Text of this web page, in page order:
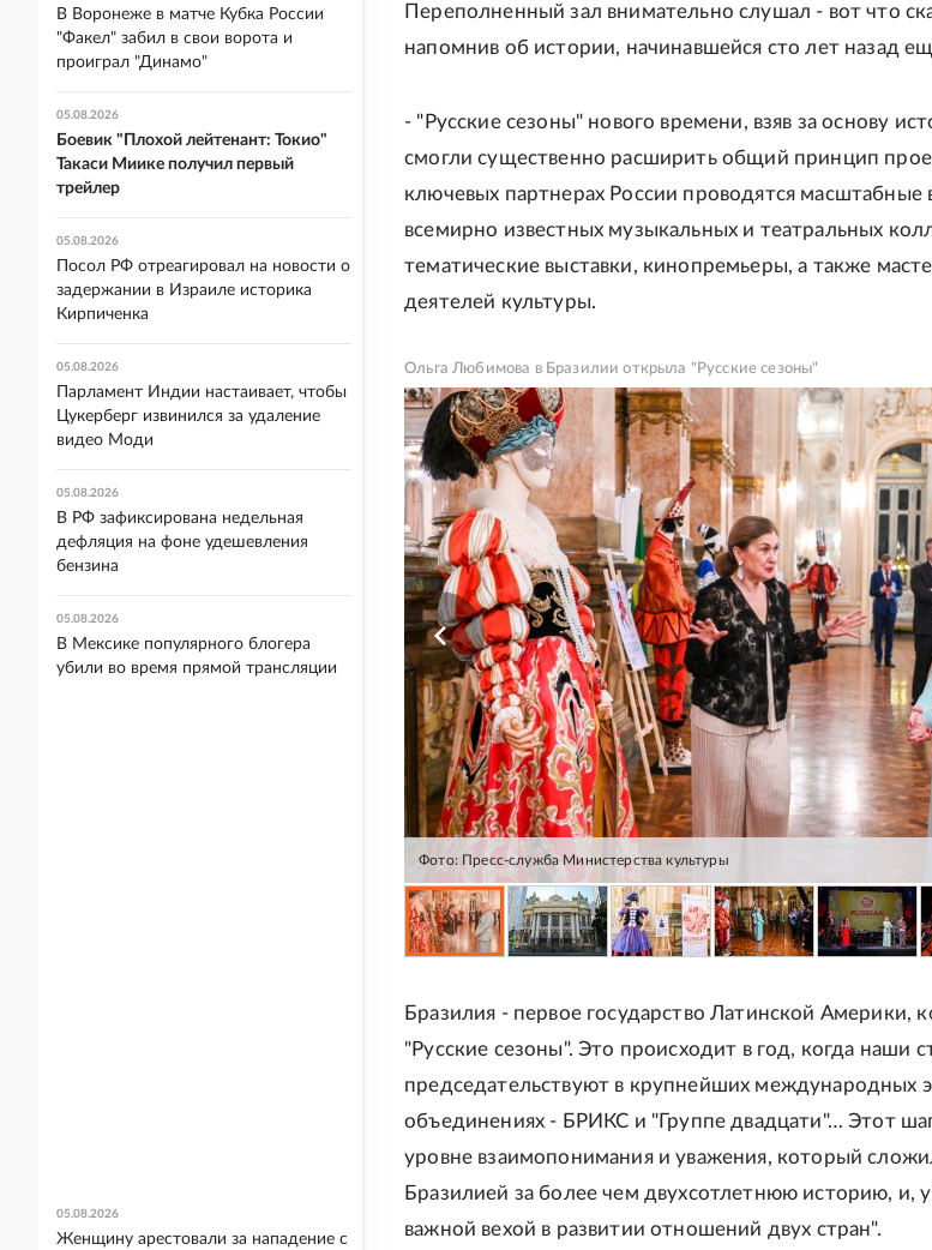
Переполненный зал внимательно слушал - вот что
напомнив об истории, начинавшейся сто лет назад
- "Русские сезоны" нового времени, взяв за основу
смогли существенно расширить общий принцип
ключевых партнерах России проводятся масштабные
всемирно известных музыкальных и театральных
тематические выставки, кинопремьеры, а также
деятелей культуры.
Ольга Любимова в Бразилии открыла "Русские сезоны"
Фото: Пресс-служба Министерства культуры
Бразилия - первое государство Латинской Америки,
"Русские сезоны". Это происходит в год, когда наши
председательствуют в крупнейших международных
объединениях - БРИКС и "Группе двадцати"… Этот
уровне взаимопонимания и уважения, который
Бразилией за более чем двухсотлетнюю историю, и,
важной вехой в развитии отношений двух стран".
В Воронеже в матче Кубка России
"Факел" забил в свои ворота и
проиграл "Динамо"
05.08.2026
Боевик "Плохой лейтенант: Токио"
Такаси Миике получил первый
трейлер
05.08.2026
Посол РФ отреагировал на новости о
задержании в Израиле историка
Кирпиченка
05.08.2026
Парламент Индии настаивает, чтобы
Цукерберг извинился за удаление
видео Моди
05.08.2026
В РФ зафиксирована недельная
дефляция на фоне удешевления
бензина
05.08.2026
В Мексике популярного блогера
убили во время прямой трансляции
05.08.2026
Женщину арестовали за нападение с